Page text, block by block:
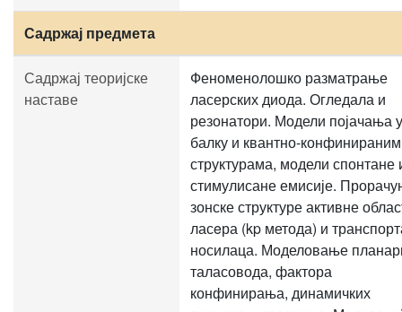
Садржај предмета
Садржај теоријске
наставе
Феноменолошко разматрање
ласерских диода. Огледала и
резонатори. Модели појачања у
балку и квантно-конфинираним
структурама, модели спонтане
стимулисане емисије.
зонске структуре активне
ласeра (kp метода) и
носилаца. Моделовање
таласовода, фактора
конфинирања, динамичких